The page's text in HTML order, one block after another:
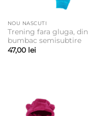
NOU NASCUTI
Trening fara gluga, din
bumbac semisubtire
47,00 lei